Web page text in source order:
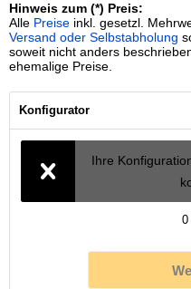
Hinweis zum (*) Preis:
Alle Preise inkl. gesetzl.
Versand oder Selbstabholung
soweit nicht anders
ehemalige Preise.
Konfigurator
Ihre
0